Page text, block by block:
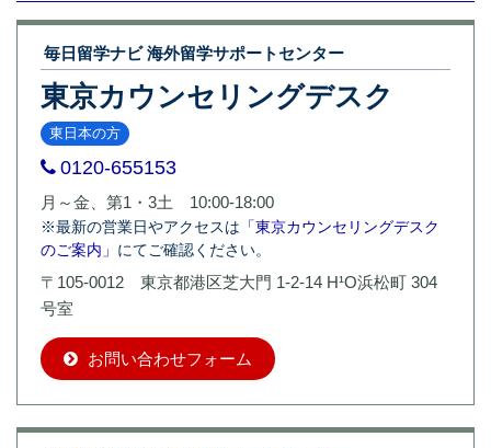
毎日留学ナビ 海外留学サポートセンター
東京カウンセリングデスク
東日本の方
0120-655153
月～金、第1・3土 10:00-18:00
※最新の営業日やアクセスは 「東京カウンセリングデスク
のご案内」 にてご確認ください。
〒105-0012 東京都港区芝大門 1-2-14 H¹O浜松町 304
号室
お問い合わせフォーム